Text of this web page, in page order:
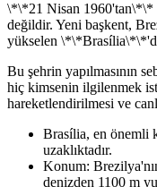
\*\*21 Nisan 1960'tan\*\*
değildir. Yeni başkent,
yükselen
Bu şehrin yapılmasının
hiç kimsenin ilgilenmek
hareketlendirilmesi ve
Brasília, en önemli
uzaklıktadır.
Konum:
denizden 1100 m